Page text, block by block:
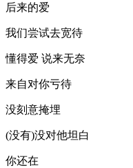
后来的爱
我们尝试去宽待
懂得爱 说来无奈
来自对你亏待
没刻意掩埋
(没有)没对他坦白
你还在